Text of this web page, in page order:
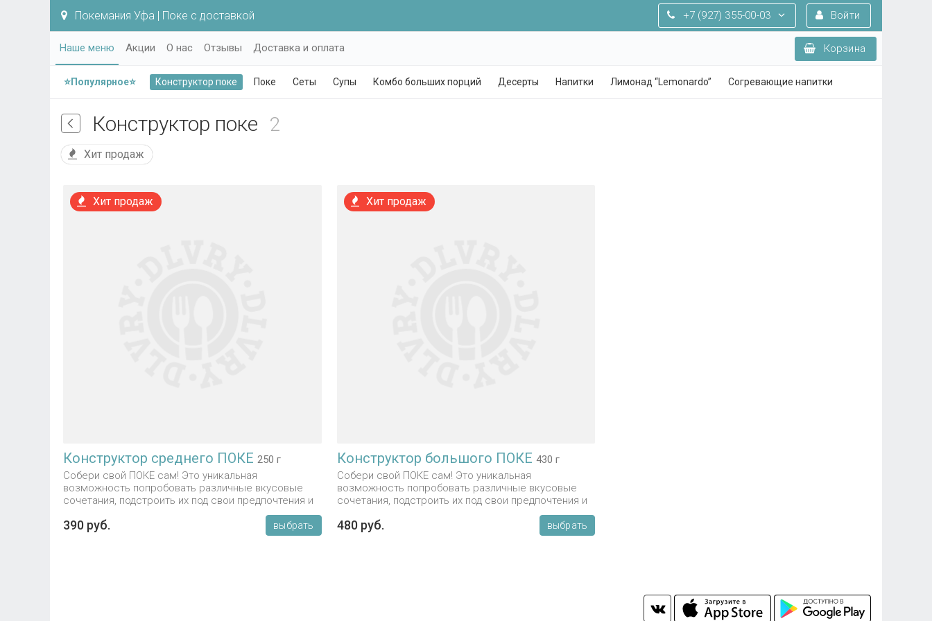
Войти
+7 (927) 355-00-03
Покемания Уфа | Поке с доставкой
Корзина
Наше меню Акции О нас Отзывы Доставка и оплата
⭐Популярное⭐ Конструктор поке Поке Сеты Супы Комбо больших порций Десерты Напитки Лимонад “Lemonardo” Согревающие напитки
Конструктор поке 2
Хит продаж
Хит продаж
Конструктор среднего ПОКЕ 250 г
Собери свой ПОКЕ сам! Это уникальная
возможность попробовать различные вкусовые
сочетания, подстроить их под свои предпочтения и
Цена: 390₽, но окончательно она зависит от твоего
390 руб. выбрать
Хит продаж
Конструктор большого ПОКЕ 430 г
Собери свой ПОКЕ сам! Это уникальная
возможность попробовать различные вкусовые
сочетания, подстроить их под свои предпочтения и
Цена: 480₽, но окончательно она зависит от твоего
480 руб. выбрать